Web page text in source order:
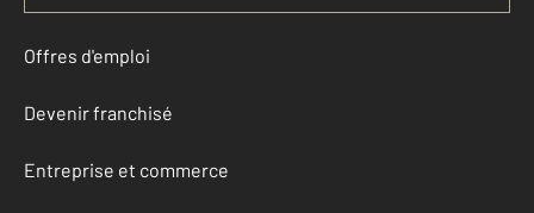
Offres d'emploi
Devenir franchisé
Entreprise et commerce